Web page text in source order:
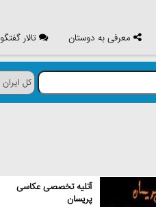
معرفی به دوستان تالار گفتگو
آتلیه تخصصی عکاسی
پریسان